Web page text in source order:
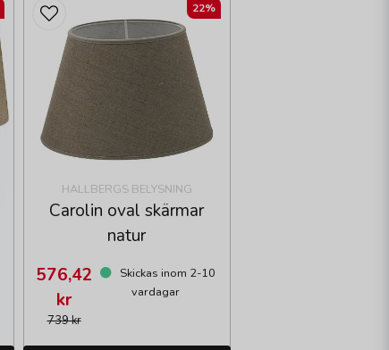
HALLBERGS BELYSNING
Carolin oval skärmar
natur
739 kr
576,42
kr
Skickas inom 2-10
vardagar
22%